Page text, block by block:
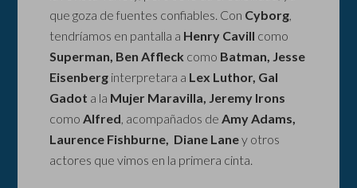
que goza de fuentes confiables. Con Cyborg,
tendríamos en pantalla a Henry Cavill como
Superman, Ben Affleck como Batman, Jesse
Eisenberg interpretara a Lex Luthor, Gal
Gadot a la Mujer Maravilla, Jeremy Irons
como Alfred, acompañados deAmy Adams,
Laurence Fishburne, Diane Laney otros
actores que vimos en la primera cinta.